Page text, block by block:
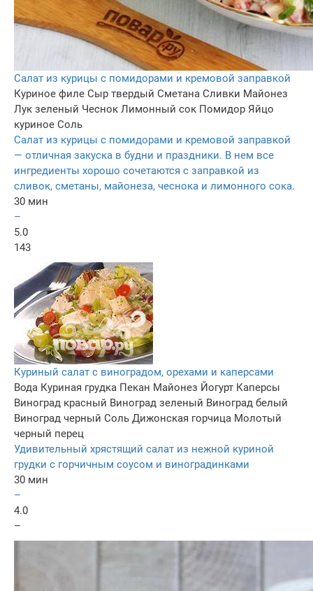
Салат из курицы с помидорами и кремовой заправкой
Куриное филе Сыр твердый Сметана Сливки Майонез
Лук зеленый Чеснок Лимонный сок Помидор Яйцо
куриное Соль
Салат из курицы с помидорами и кремовой заправкой
— отличная закуска в будни и праздники. В нем все
ингредиенты хорошо сочетаются с заправкой из
сливок, сметаны, майонеза, чеснока и лимонного сока.
30 мин
–
5.0
143
Куриный салат с виноградом, орехами и каперсами
Вода Куриная грудка Пекан Майонез Йогурт Каперсы
Виноград красный Виноград зеленый Виноград белый
Виноград черный Соль Дижонская горчица Молотый
черный перец
Удивительный хрястящий салат из нежной куриной
грудки с горчичным соусом и виноградинками
30 мин
–
4.0
–